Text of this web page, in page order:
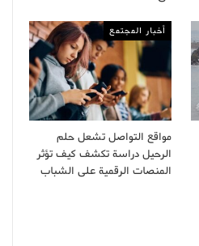
أخبار المجتمع
مواقع التواصل تشعل حلم
الرحيل دراسة تكشف كيف تؤثر
المنصات الرقمية على الشباب